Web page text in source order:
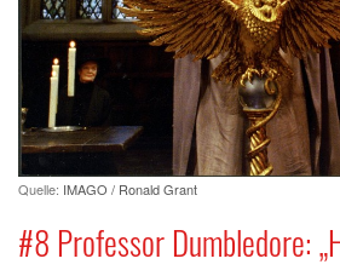
Quelle: IMAGO / Ronald Grant
#8 Professor Dumbledore: